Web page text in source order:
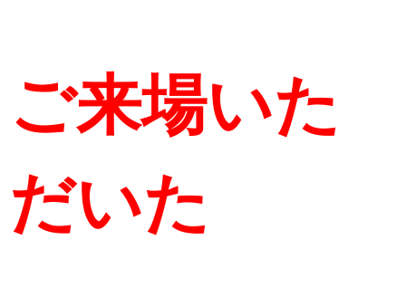
ご来場いた
だいた